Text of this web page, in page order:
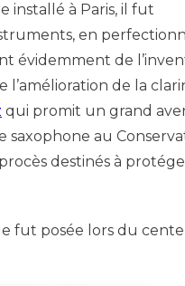
installé à Paris, il fut
en
évidemment de
l’amélioration de la
qui promit un grand
saxophone au
destinés à
fut posée lors du